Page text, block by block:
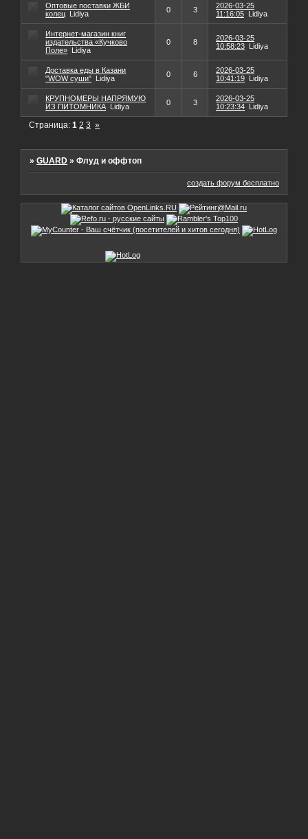
Оптовые поставки ЖБИ
колец Lidiya 0 3
2026-03-25
11:16:05 Lidiya
Интернет-магазин книг
издательства «Кучково
Поле» Lidiya
0 8
2026-03-25
10:58:23 Lidiya
Доставка еды в Казани
"WOW суши" Lidiya 0 6
2026-03-25
10:41:19 Lidiya
КРУПНОМЕРЫ НАПРЯМУЮ
ИЗ ПИТОМНИКА Lidiya 0 3
2026-03-25
10:23:34 Lidiya
Страница:1 2 3 »
»GUARD »Флуд и оффтоп
создать форум бесплатно